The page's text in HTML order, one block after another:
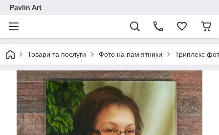
Pavlin Art
Товари та послуги Фото на пам'ятники Триплекс